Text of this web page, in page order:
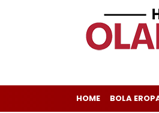
HOME BOLA